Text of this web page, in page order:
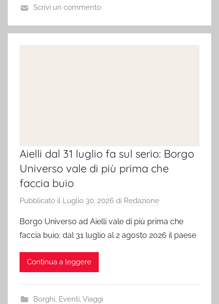
Scrivi un commento
Aielli dal 31 luglio fa sul serio: Borgo
Universo vale di più prima che
faccia buio
Pubblicato il Luglio 30, 2026 di Redazione
Borgo Universo ad Aielli vale di più prima che
faccia buio: dal 31 luglio al 2 agosto 2026 il paese
Continua a leggere
Borghi, Eventi,Viaggi